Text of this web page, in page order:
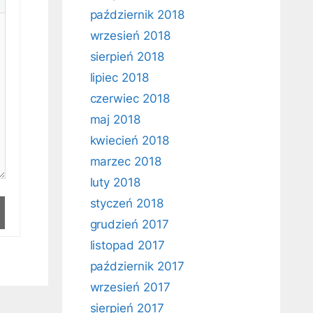
październik 2018
wrzesień 2018
sierpień 2018
lipiec 2018
czerwiec 2018
maj 2018
kwiecień 2018
marzec 2018
luty 2018
styczeń 2018
grudzień 2017
listopad 2017
październik 2017
wrzesień 2017
sierpień 2017